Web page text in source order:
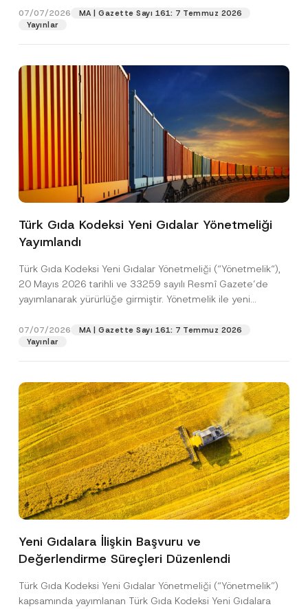
07/07/2026
MA | Gazette Sayı 161: 7 Temmuz 2026
Yayınlar
Türk Gıda Kodeksi Yeni Gıdalar Yönetmeliği
Yayımlandı
Türk Gıda Kodeksi Yeni Gıdalar Yönetmeliği (“Yönetmelik“),
20 Mayıs 2026 tarihli ve 33259 sayılı Resmî Gazete’de
yayımlanarak yürürlüğe girmiştir. Yönetmelik ile yeni
07/07/2026
MA | Gazette Sayı 161: 7 Temmuz 2026
Yayınlar
Yeni Gıdalara İlişkin Başvuru ve
Değerlendirme Süreçleri Düzenlendi
Türk Gıda Kodeksi Yeni Gıdalar Yönetmeliği (“Yönetmelik”)
kapsamında yayımlanan Türk Gıda Kodeksi Yeni Gıdalara
Pozisyon
E-Posta Adresi
Telefon Numarası
P
i
v
a
c
o
t
c
*
Bu iletişim formu aracılığıyla sağlanan kişisel
anladım.
A
p
o
v
*
Bu iletişim formunu göndererek,aydınlatma
metninde açıklanan şekilde kişisel verilerimin